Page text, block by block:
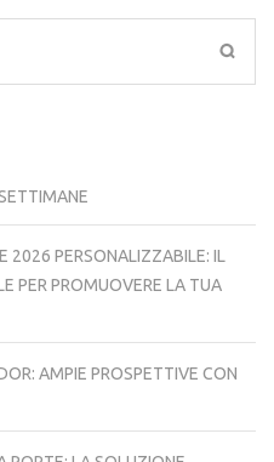
2026 PERSONALIZZABILE: IL
PER PROMUOVERE LA TUA
AMPIE PROSPETTIVE CON